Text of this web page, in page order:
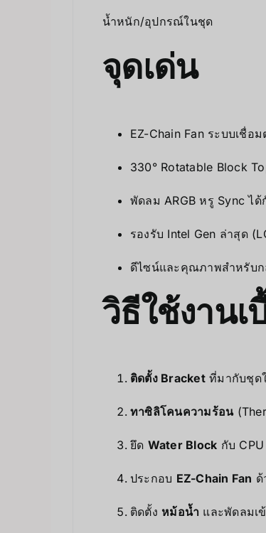
น้ำหนัก/อุปกรณ์ในชุด
จุดเด่น
EZ-Chain Fan ระบบเชื่อ
330° Rotatable Block
พัดลม ARGB หรู Sync ไ
รองรับ Intel Gen ล่าสุด
ดีไซน์และคุณภาพสำหรับก
วิธีใช้งานเ
ติดตั้ง Bracketที่มากับชุดใ
ทาซิลิโคนความร้อน
ยึด Water Block กับ
ประกอบ EZ-Chain Fan ด้
ติดตั้ง หม้อน้ำ และพัดลมเ